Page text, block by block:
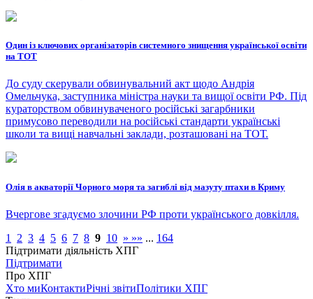
Один із ключових організаторів системного знищення української освіти
на ТОТ
До суду скерували обвинувальний акт щодо Андрія
Омельчука, заступника міністра науки та вищої освіти РФ. Під
кураторством обвинуваченого російські загарбники
примусово переводили на російські стандарти українські
школи та вищі навчальні заклади, розташовані на ТОТ.
Олія в акваторії Чорного моря та загиблі від мазуту птахи в Криму
Вчергове згадуємо злочини РФ проти українського довкілля.
1
2 3 4 5 6 7 8 9 10 » »» ... 164
Підтримати діяльність ХПГ
Підтримати
Про ХПГ
Хто миКонтактиРічні звітиПолітики ХПГ